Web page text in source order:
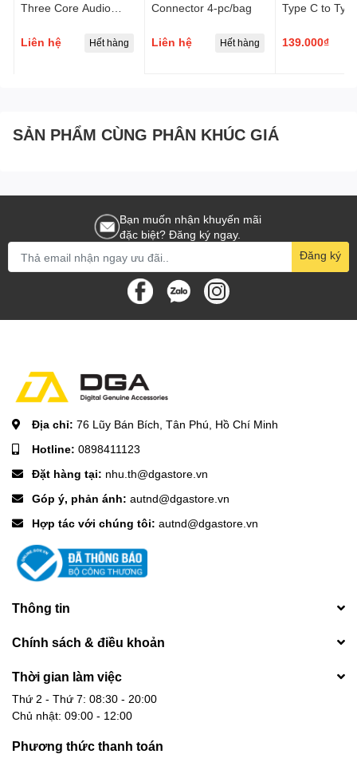
Three Core Audio
Liên hệ
Hết hàng
Connector 4-pc/bag
Liên hệ Hết hàng
Type C to
Aluminium
139.000₫
SẢN PHẨM CÙNG PHÂN KHÚC GIÁ
Bạn muốn nhận khuyến mãi
đặc biệt? Đăng ký ngay.
Đăng ký
Địa chỉ: 76 Lũy Bán Bích, Tân Phú, Hồ Chí Minh
Hotline: 0898411123
Đặt hàng tại: nhu.th@dgastore.vn
Góp ý, phản ánh: autnd@dgastore.vn
Hợp tác với chúng tôi: autnd@dgastore.vn
Thông tin
Chính sách & điều khoản
Thời gian làm việc
Thứ 2 - Thứ 7: 08:30 - 20:00
Chủ nhật: 09:00 - 12:00
Phương thức thanh toán